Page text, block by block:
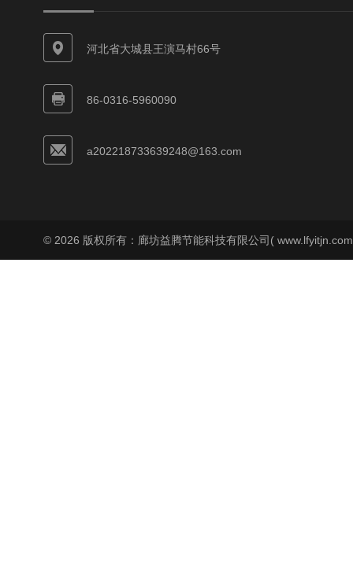
河北省大城县王演马村66号
86-0316-5960090
a202218733639248@163.com
© 2026 版权所有：廊坊益腾节能科技有限公司(